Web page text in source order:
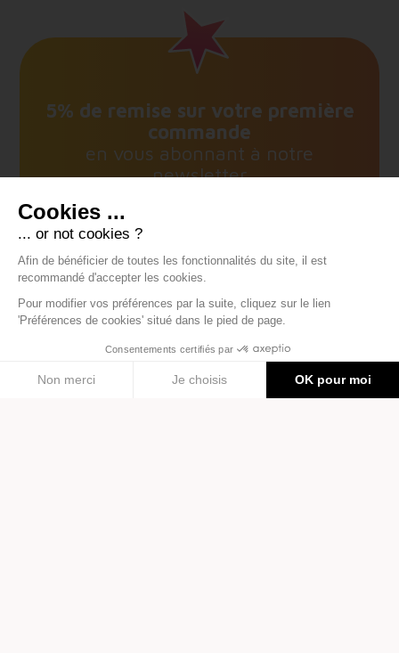
5% de remise sur votre première
commande
en vous abonnant à notre
newsletter
E-mail *
marketing personnalisées par email, et confirmez avoir lu lapolitique de
. Vous pouvez vous désinscrire à tout moment à l’aide des liens de
désinscription ou en nous contactant via notre formulaire de contact :ici